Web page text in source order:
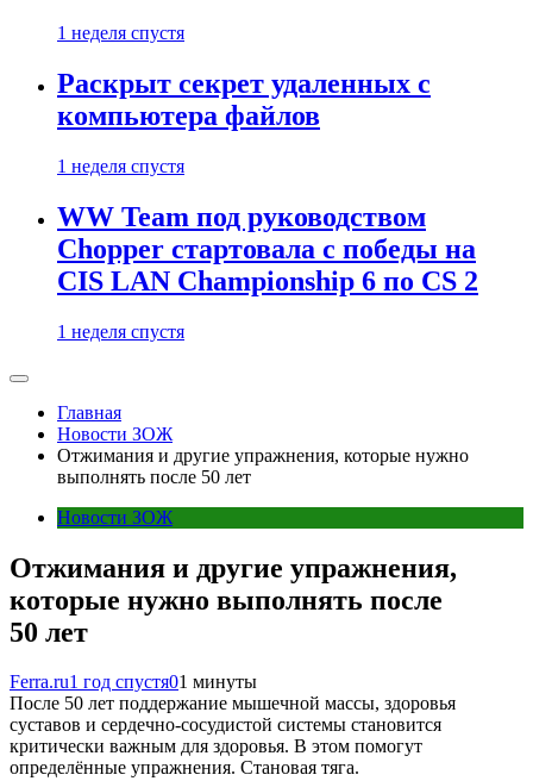
1 неделя спустя
Раскрыт секрет удаленных с
компьютера файлов
1 неделя спустя
WW Team под руководством
Chopper стартовала с победы на
CIS LAN Championship 6 по CS 2
1 неделя спустя
Главная
Новости ЗОЖ
Отжимания и другие упражнения, которые нужно
выполнять после 50 лет
Новости ЗОЖ
Отжимания и другие упражнения,
которые нужно выполнять после
50 лет
Ferra.ru1 год спустя01 минуты
После 50 лет поддержание мышечной массы, здоровья
суставов и сердечно-сосудистой системы становится
критически важным для здоровья. В этом помогут
определённые упражнения. Становая тяга.